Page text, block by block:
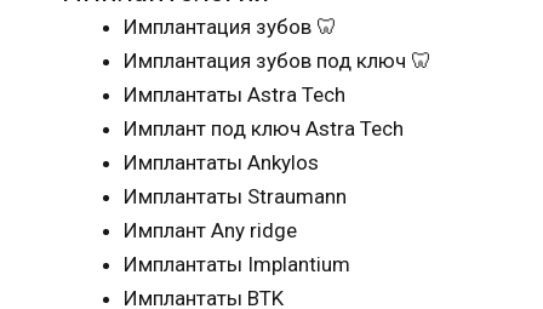
Имплантация зубов 🦷
Имплантация зубов под ключ 🦷
Имплантаты Astra Tech
Имплант под ключ Astra Tech
Имплантаты Ankylos
Имплантаты Straumann
Имплант Any ridge
Имплантаты Implantium
Имплантаты BTK